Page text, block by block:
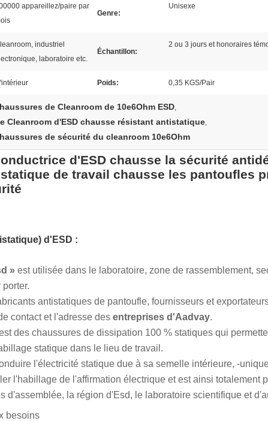
appareillez/paire par
Genre:
Unisexe
industriel
laboratoire etc.
Échantillon:
2 ou 3 jours et honoraires
Poids: 0,35 KGS/Pair
de Cleanroom de 10e6Ohm ESD,
Cleanroom d'ESD chausse résistant antistatique,
de sécurité du cleanroom 10e6Ohm
d'ESD chausse la sécurité
de travail chausse les pantoufles
d'ESD :
» est utilisée dans le laboratoire, zone de rassemblement,
antistatiques de pantoufle, fournisseurs et
contact et l'adresse des entreprises d'Aadvay.
des chaussures de dissipation 100 % statiques qui
statique dans le lieu de travail.
l'électricité statique due à sa semelle intérieure, -
l'habillage de l'affirmation électrique et est ainsi totalement
d'assemblée, la région d'Esd, le laboratoire scientifique et
besoins